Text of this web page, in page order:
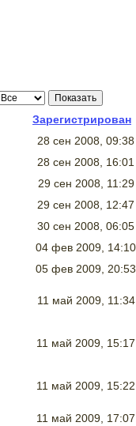
Зарегистрирован
28 сен 2008,
28 сен 2008,
29 сен 2008,
29 сен 2008,
30 сен 2008,
04 фев 2009,
05 фев 2009,
11 май 2009,
11 май 2009,
11 май 2009,
11 май 2009,